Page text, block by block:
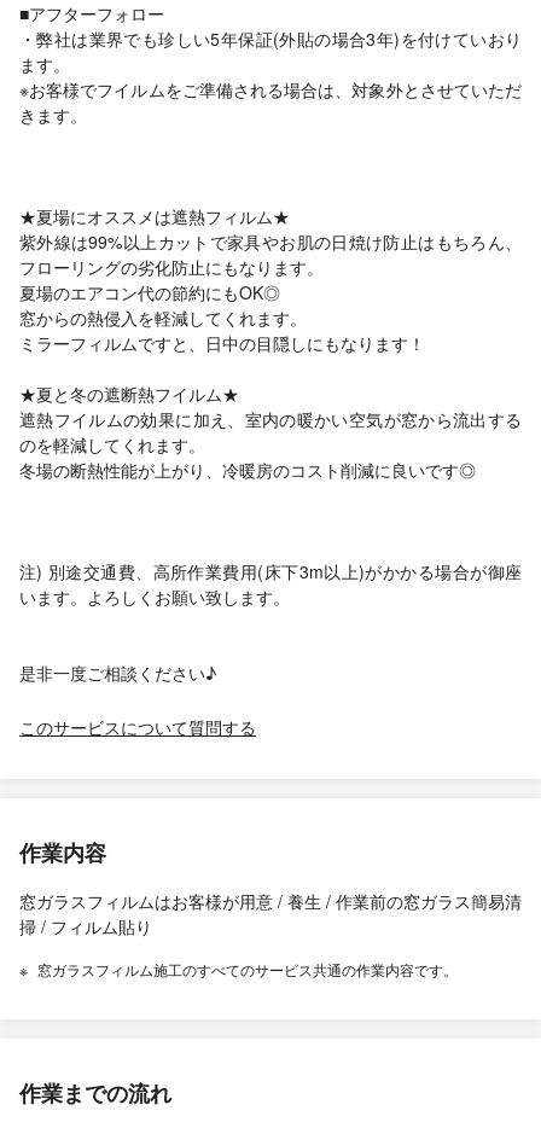
■アフターフォロー
・弊社は業界でも珍しい5年保証(外貼の場合3年)を付けていおり
ます。
※お客様でフイルムをご準備される場合は、対象外とさせていただ
きます。
★️️夏場にオススメは遮熱フィルム★
紫外線は99%以上カットで家具やお肌の日焼け防止はもちろん、
フローリングの劣化防止にもなります。
夏場のエアコン代の節約にもOK◎
窓からの熱侵入を軽減してくれます。
ミラーフィルムですと、日中の目隠しにもなります！
★夏と冬の遮断熱フイルム★
遮熱フイルムの効果に加え、室内の暖かい空気が窓から流出する
のを軽減してくれます。
冬場の断熱性能が上がり、冷暖房のコスト削減に良いです◎
注) 別途交通費、高所作業費用(床下3m以上)がかかる場合が御座
います。よろしくお願い致します。
是非一度ご相談ください♪
このサービスについて質問する
作業内容
窓ガラスフィルムはお客様が用意 / 養生 / 作業前の窓ガラス簡易清
掃 / フィルム貼り
窓ガラスフィルム施工のすべてのサービス共通の作業内容です。
作業までの流れ